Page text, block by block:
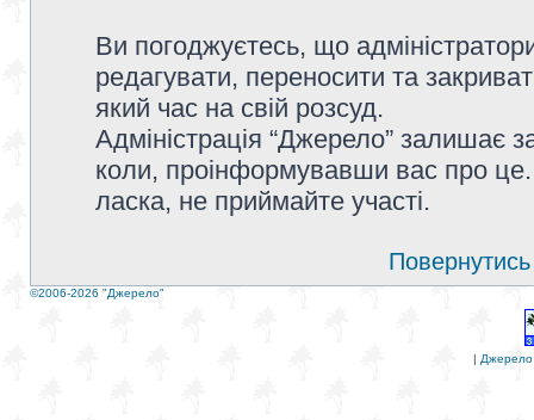
Ви погоджуєтесь, що
редагувати, переносити та
який час на свій розсуд.
Адміністрація “Джерело” залишає
коли, проінформувавши вас про
ласка, не приймайте участі.
Повернутись
©2006-2026 "Джерело"
| Джерело